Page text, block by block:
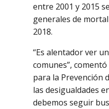
entre 2001 y 2015
generales de
2018.
“Es alentador ver
comunes”,
para la Prevención
las desigualdades
debemos seguir